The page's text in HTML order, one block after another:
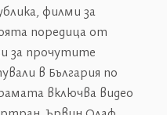
филми за
поредица от
за прочутите
в България по
включва видео